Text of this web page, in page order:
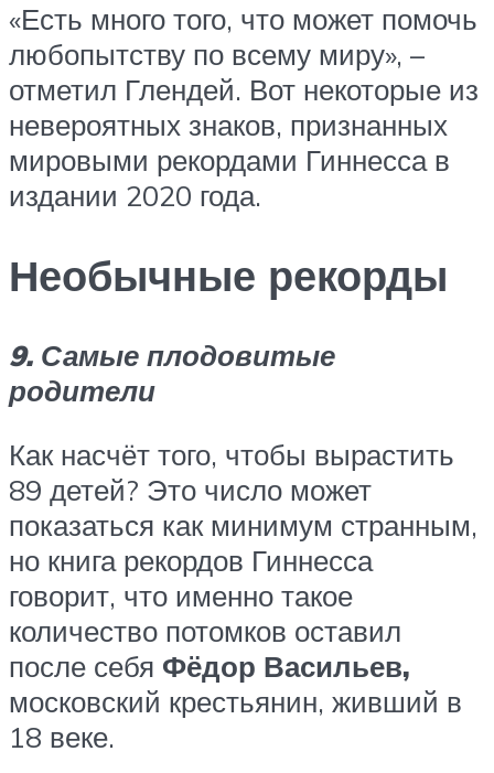
«Есть много того, что может помочь
любопытству по всему миру», –
отметил Глендей. Вот некоторые из
невероятных знаков, признанных
мировыми рекордами Гиннесса в
издании 2020 года.
Необычные рекорды
9. Самые плодовитые
родители
Как насчёт того, чтобы вырастить
89 детей? Это число может
показаться как минимум странным,
но книга рекордов Гиннесса
говорит, что именно такое
количество потомков оставил
после себя Фёдор Васильев,
московский крестьянин, живший в
18 веке.